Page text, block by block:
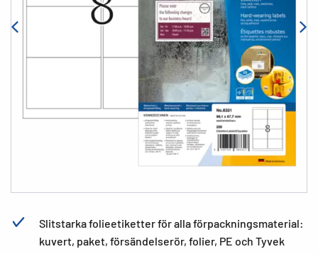
Slitstarka folieetiketter för alla förpackningsmaterial:
kuvert, paket, försändelserör, folier, PE och Tyvek